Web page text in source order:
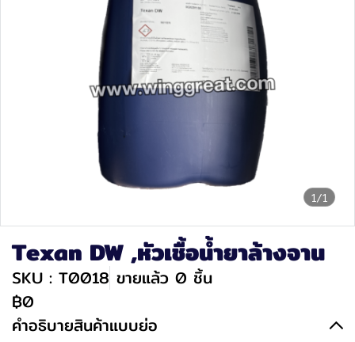
1/1
Texan DW ,หัวเชื้อน้ำยาล้างจาน
SKU : T0018 ขายแล้ว 0 ชิ้น
฿0
คำอธิบายสินค้าแบบย่อ